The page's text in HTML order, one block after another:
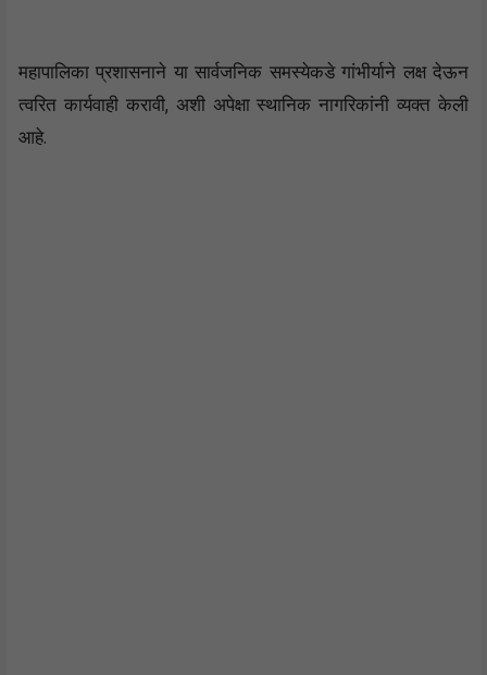
महापालिका प्रशासनाने या सार्वजनिक समस्येकडे गांभीर्याने लक्ष देऊन
त्वरित कार्यवाही करावी, अशी अपेक्षा स्थानिक नागरिकांनी व्यक्त केली
आहे.